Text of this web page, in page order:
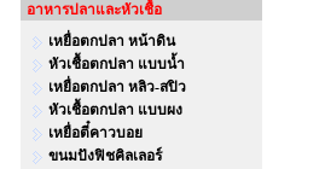
อาหารปลาและหัวเชื้อ
เหยื่อตกปลา หน้าดิน
หัวเชื้อตกปลา แบบน้ำ
เหยื่อตกปลา หลิว-สปิว
หัวเชื้อตกปลา แบบผง
เหยื่อตี๋คาวบอย
ขนมปังฟิชคิลเลอร์